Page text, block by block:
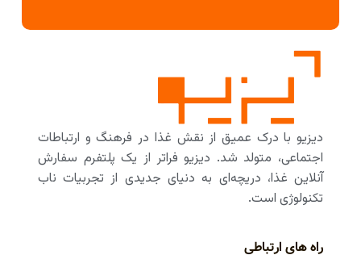
راه های ارتباطی
دیزیو با درک عمیق از نقش غذا در فرهنگ و ارتباطات
اجتماعی، متولد شد. دیزیو فراتر از یک پلتفرم سفارش
آنلاین غذا، دریچه‌ای به دنیای جدیدی از تجربیات ناب
تکنولوژی است.